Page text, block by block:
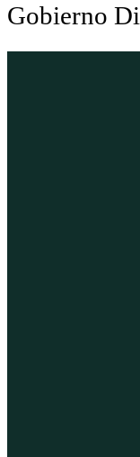
Gobierno